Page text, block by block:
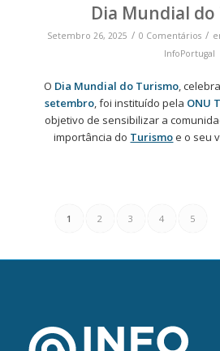
Dia Mundial
Setembro 26, 2025 / 0 Comentários /
InfoPortugal
O Dia Mundial do Turismo,
setembro, foi instituído pela ONU
objetivo de sensibilizar a
importância do Turismoe o seu
1 2 3 4 5